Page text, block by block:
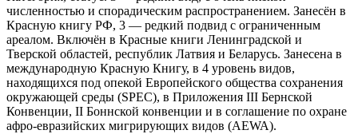
численностью и спорадическим распростра­нением. Занесён в
Красную книгу РФ, 3 — редкий подвид с ограниченным
ареалом. Включён в Крас­ные книги Ленинградской и
Тверской областей, ре­спублик Латвия и Беларусь. Занесена в
международ­ную Красную Книгу, в 4 уровень видов,
находящихся под опекой Европейского общества сохранения
окру­жающей среды (SPEC), в Приложения III Бернской
Конвенции, II Боннской конвенции и в соглашение по охране
афро-евразийских мигрирующих видов (AEWA).